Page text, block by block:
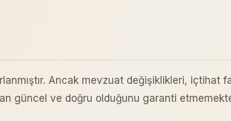
Ancak mevzuat değişiklikleri, içtihat
güncel ve doğru olduğunu garanti